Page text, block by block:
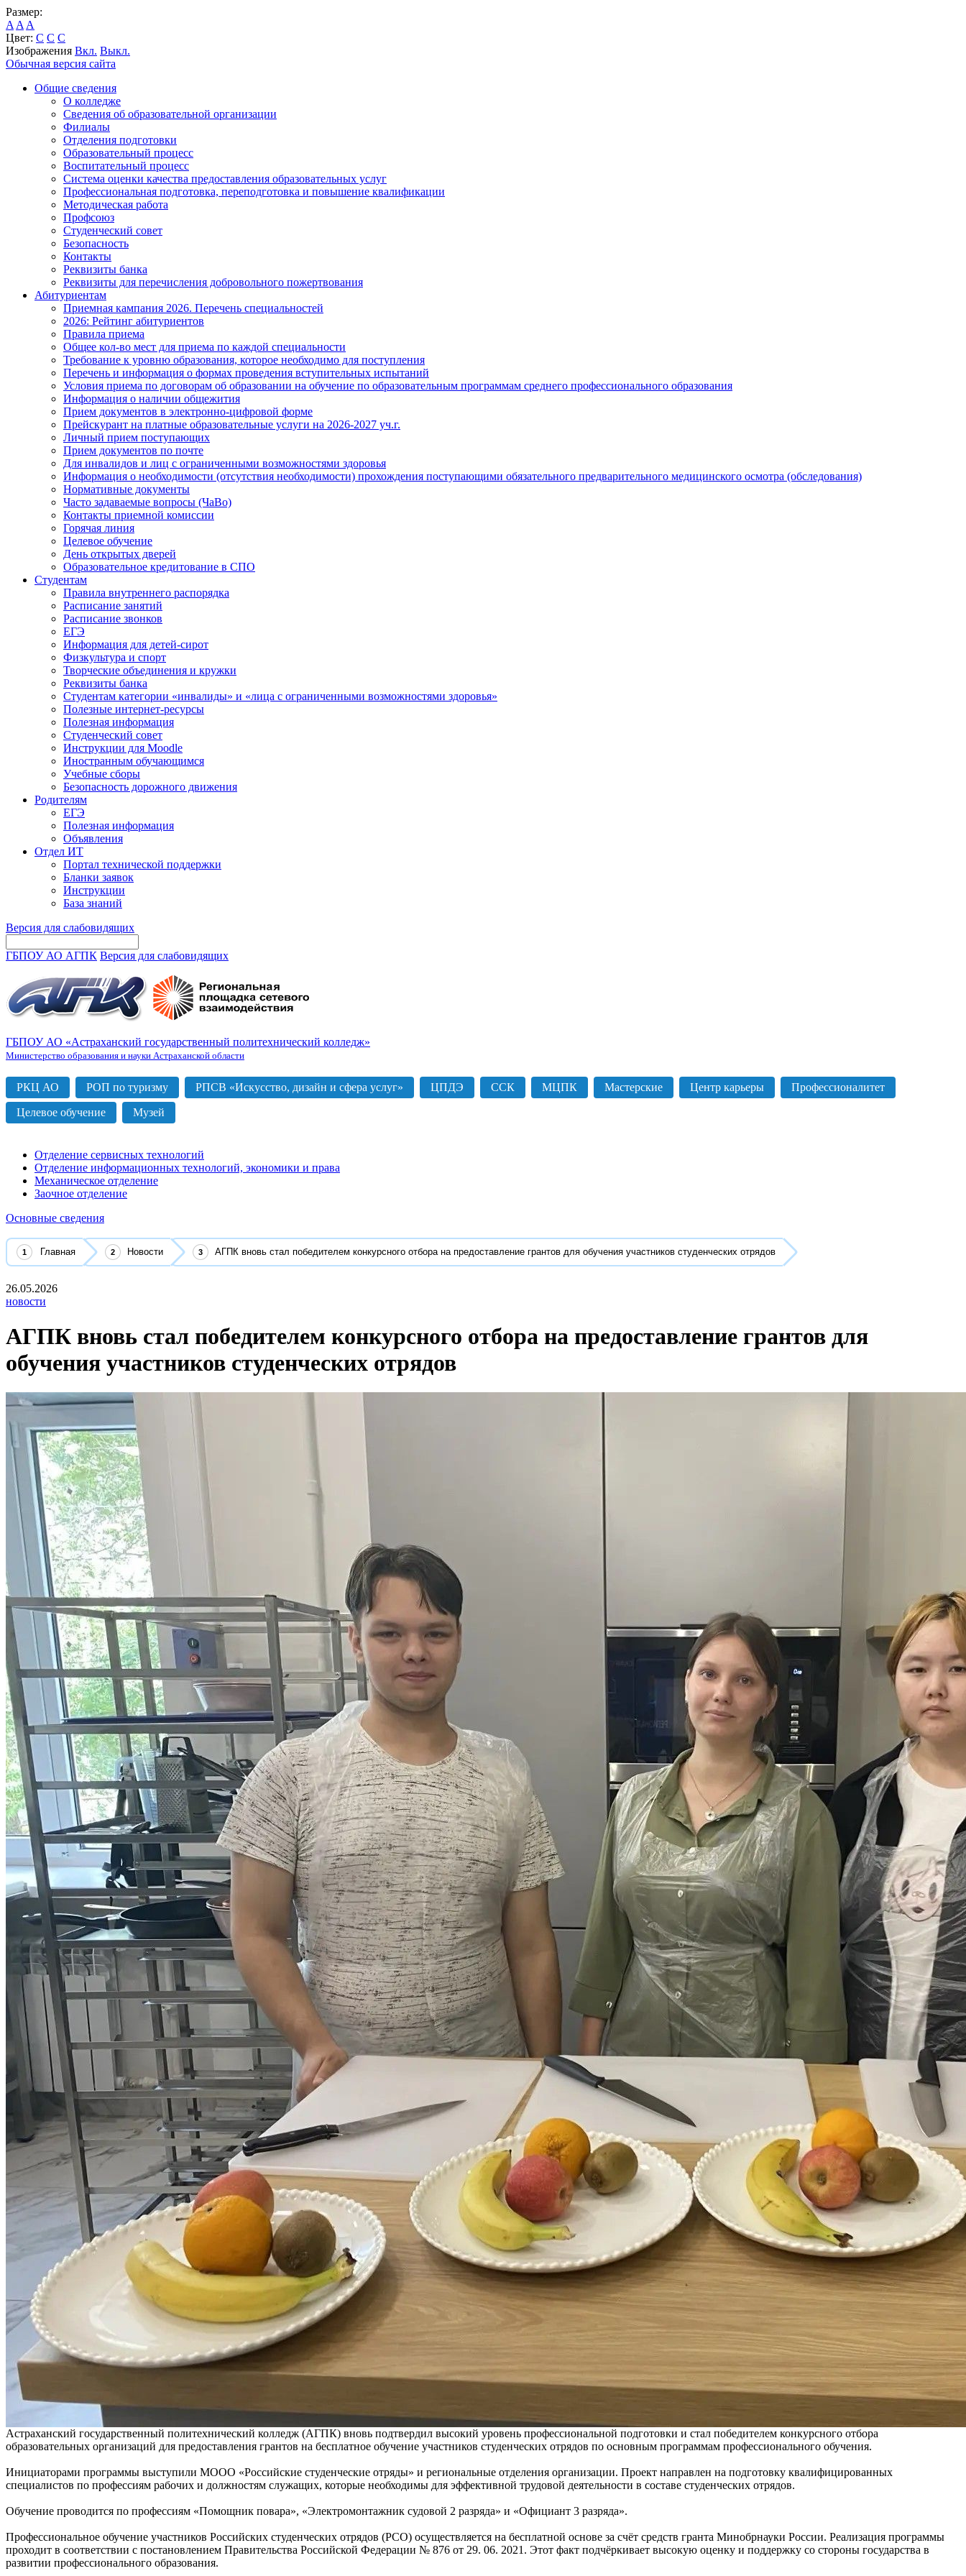
Размер:
A A A
Цвет: C C C
Изображения Вкл. Выкл.
Обычная версия сайта
Общие сведения
О колледже
Сведения об образовательной организации
Филиалы
Отделения подготовки
Образовательный процесс
Воспитательный процесс
Система оценки качества предоставления образовательных услуг
Профессиональная подготовка, переподготовка и повышение квалификации
Методическая работа
Профсоюз
Студенческий совет
Безопасность
Контакты
Реквизиты банка
Реквизиты для перечисления добровольного пожертвования
Абитуриентам
Приемная кампания 2026. Перечень специальностей
2026: Рейтинг абитуриентов
Правила приема
Общее кол-во мест для приема по каждой специальности
Требование к уровню образования, которое необходимо для поступления
Перечень и информация о формах проведения вступительных испытаний
Условия приема по договорам об образовании на обучение по образовательным программам среднего профессионального образования
Информация о наличии общежития
Прием документов в электронно-цифровой форме
Прейскурант на платные образовательные услуги на 2026-2027 уч.г.
Личный прием поступающих
Прием документов по почте
Для инвалидов и лиц с ограниченными возможностями здоровья
Информация о необходимости (отсутствия необходимости) прохождения поступающими обязательного предварительного медицинского осмотра (обследования)
Нормативные документы
Часто задаваемые вопросы (ЧаВо)
Контакты приемной комиссии
Горячая линия
Целевое обучение
День открытых дверей
Образовательное кредитование в СПО
Студентам
Правила внутреннего распорядка
Расписание занятий
Расписание звонков
ЕГЭ
Информация для детей-сирот
Физкультура и спорт
Творческие объединения и кружки
Реквизиты банка
Студентам категории «инвалиды» и «лица с ограниченными возможностями здоровья»
Полезные интернет-ресурсы
Полезная информация
Студенческий совет
Инструкции для Moodle
Иностранным обучающимся
Учебные сборы
Безопасность дорожного движения
Родителям
ЕГЭ
Полезная информация
Объявления
Отдел ИТ
Портал технической поддержки
Бланки заявок
Инструкции
База знаний
Версия для слабовидящих
ГБПОУ АО АГПК Версия для слабовидящих
ГБПОУ АО «Астраханский государственный политехнический колледж»
Министерство образования и науки Астраханской области
РКЦ АО РОП по туризму РПСВ «Искусство, дизайн и сфера услуг» ЦПДЭ ССК МЦПК Мастерские Центр карьеры Профессионалитет
Целевое обучение Музей
Отделение сервисных технологий
Отделение информационных технологий, экономики и права
Механическое отделение
Заочное отделение
Основные сведения
Главная Новости АГПК вновь стал победителем конкурсного отбора на предоставление грантов для обучения участников студенческих отрядов
26.05.2026
новости
АГПК вновь стал победителем конкурсного отбора на предоставление грантов для
обучения участников студенческих отрядов
Астраханский государственный политехнический колледж (АГПК) вновь подтвердил высокий уровень профессиональной подготовки и стал победителем конкурсного отбора
образовательных организаций для предоставления грантов на бесплатное обучение участников студенческих отрядов по основным программам профессионального обучения.
Инициаторами программы выступили МООО «Российские студенческие отряды» и региональные отделения организации. Проект направлен на подготовку квалифицированных
специалистов по профессиям рабочих и должностям служащих, которые необходимы для эффективной трудовой деятельности в составе студенческих отрядов.
Обучение проводится по профессиям «Помощник повара», «Электромонтажник судовой 2 разряда» и «Официант 3 разряда».
Профессиональное обучение участников Российских студенческих отрядов (РСО) осуществляется на бесплатной основе за счёт средств гранта Минобрнауки России. Реализация программы
проходит в соответствии с постановлением Правительства Российской Федерации № 876 от 29. 06. 2021. Этот факт подчёркивает высокую оценку и поддержку со стороны государства в
развитии профессионального образования.